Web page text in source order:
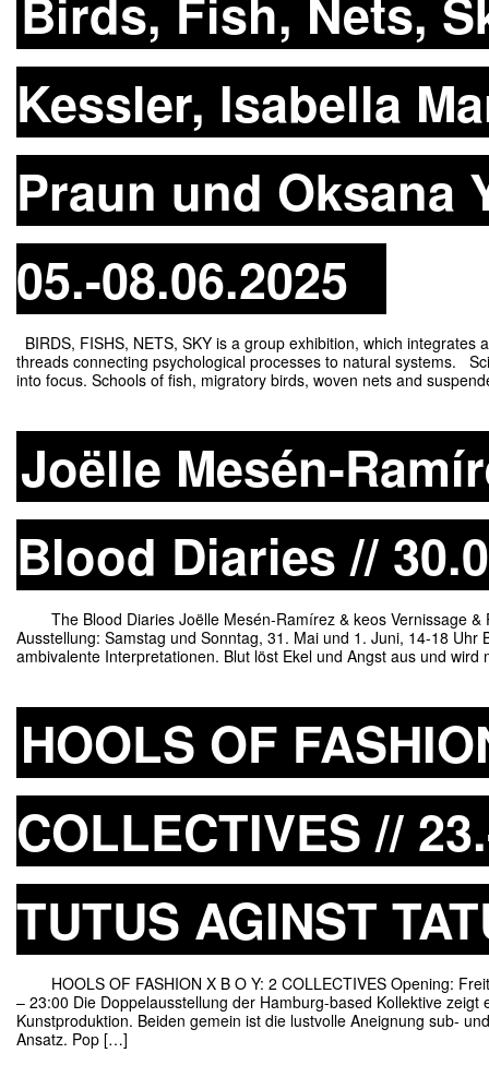
Kessler, Isabella
Praun und Oksana
05.-08.06.2025
BIRDS, FISHS, NETS, SKY is a group exhibition, which
threads connecting psychological processes to natural systems.
into focus. Schools of fish, migratory birds, woven nets and
Joëlle Mesén-
Blood Diaries //
The Blood Diaries Joëlle Mesén-Ramírez & keos Vernissage &
Ausstellung: Samstag und Sonntag, 31. Mai und 1. Juni, 14-18
ambivalente Interpretationen. Blut löst Ekel und Angst aus und
HOOLS OF
COLLECTIVES //
TUTUS AGINST
HOOLS OF FASHION X B O Y: 2 COLLECTIVES Opening:
– 23:00 Die Doppelausstellung der Hamburg-based Kollektive
Kunstproduktion. Beiden gemein ist die lustvolle Aneignung sub-
Ansatz. Pop […]